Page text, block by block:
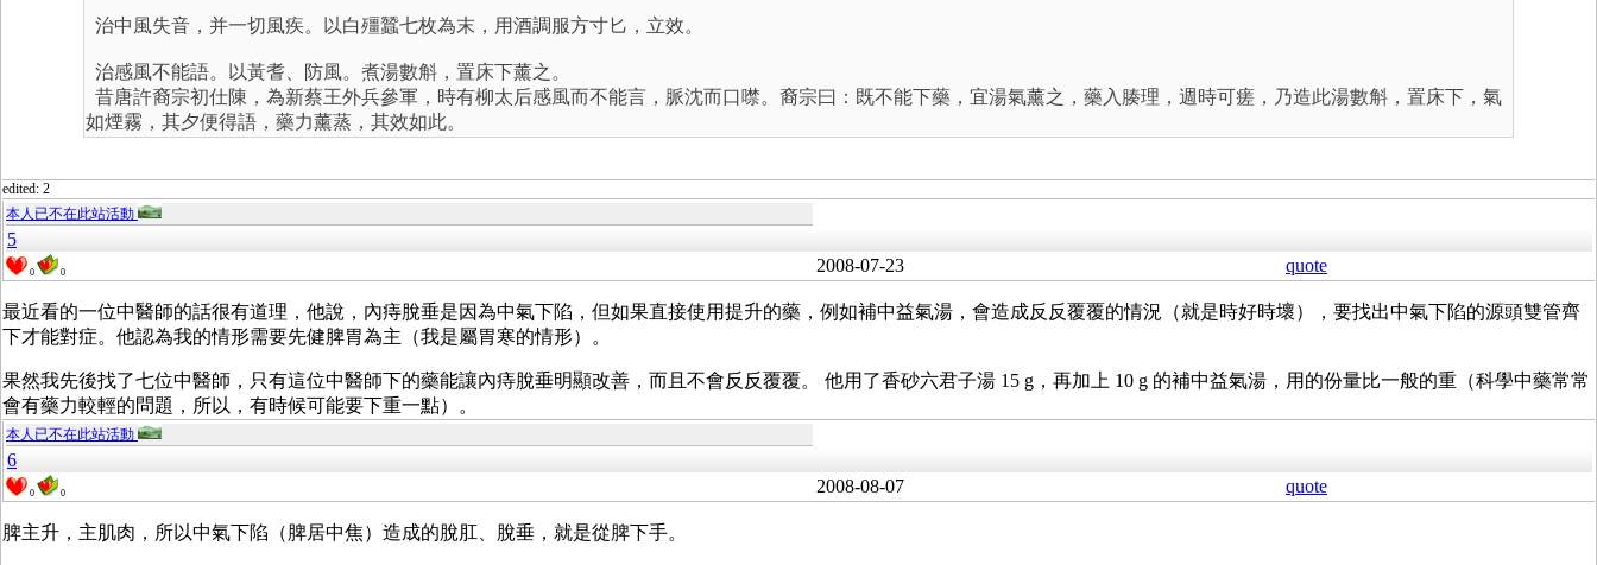
治中風失音，并一切風疾。以白殭蠶七枚為末，用酒調服方寸匕，立效。
治感風不能語。以黃耆、防風。煮湯數斛，置床下薰之。
昔唐許裔宗初仕陳，為新蔡王外兵參軍，時有柳太后感風而不能言，脈沈而口噤。裔宗曰：既不能下藥，宜湯氣薰之，藥入腠理，週時可瘥，乃造此湯數斛，置床下，氣
如煙霧，其夕便得語，藥力薰蒸，其效如此。
edited: 2
本人已不在此站活動
5
0 0 2008-07-23 quote
最近看的一位中醫師的話很有道理，他說，內痔脫垂是因為中氣下陷，但如果直接使用提升的藥，例如補中益氣湯，會造成反反覆覆的情況（就是時好時壞），要找出中氣下陷的源頭雙管齊
下才能對症。他認為我的情形需要先健脾胃為主（我是屬胃寒的情形）。
果然我先後找了七位中醫師，只有這位中醫師下的藥能讓內痔脫垂明顯改善，而且不會反反覆覆。 他用了香砂六君子湯 15 g，再加上 10 g 的補中益氣湯，用的份量比一般的重（科學中藥常常
會有藥力較輕的問題，所以，有時候可能要下重一點）。
本人已不在此站活動
6
0 0 2008-08-07 quote
脾主升，主肌肉，所以中氣下陷（脾居中焦）造成的脫肛、脫垂，就是從脾下手。